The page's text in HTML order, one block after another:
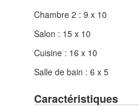
Chambre 2 : 9 x 10
Salon : 15 x 10
Cuisine : 16 x 10
Salle de bain : 6 x 5
Caractéristiques